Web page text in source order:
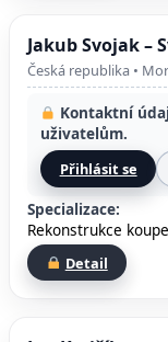
Jakub Svojak –
Česká republika •
Kontaktní
uživatelům.
Přihlásit se
Specializace:
Rekonstrukce
Detail